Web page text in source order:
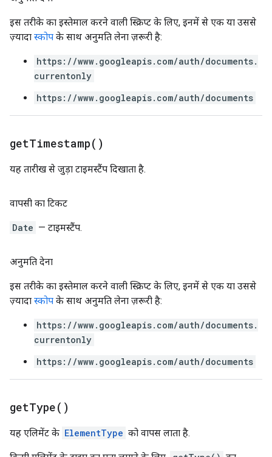
इस तरीके का इस्तेमाल करने वाली स्क्रिप्ट के लिए, इनमें से एक या उससे
ज़्यादा स्कोप के साथ अनुमति लेना ज़रूरी है:
https://www.googleapis.com/auth/documents.
currentonly
https://www.googleapis.com/auth/documents
getTimestamp( )
यह तारीख से जुड़ा टाइमस्टैंप दिखाता है.
वापसी का टिकट
Date — टाइमस्टैंप.
अनुमति देना
इस तरीके का इस्तेमाल करने वाली स्क्रिप्ट के लिए, इनमें से एक या उससे
ज़्यादा स्कोप के साथ अनुमति लेना ज़रूरी है:
https://www.googleapis.com/auth/documents.
currentonly
https://www.googleapis.com/auth/documents
getType( )
यह एलिमेंट के ElementType को वापस लाता है.